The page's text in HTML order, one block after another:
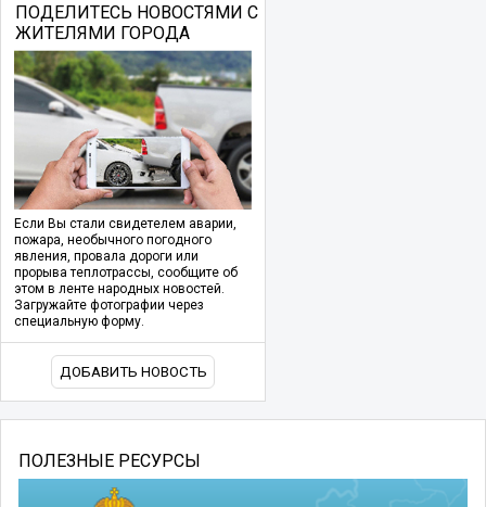
ПОДЕЛИТЕСЬ НОВОСТЯМИ С
ЖИТЕЛЯМИ ГОРОДА
Если Вы стали свидетелем аварии,
пожара, необычного погодного
явления, провала дороги или
прорыва теплотрассы, сообщите об
этом в ленте народных новостей.
Загружайте фотографии через
специальную форму.
ДОБАВИТЬ НОВОСТЬ
ПОЛЕЗНЫЕ РЕСУРСЫ